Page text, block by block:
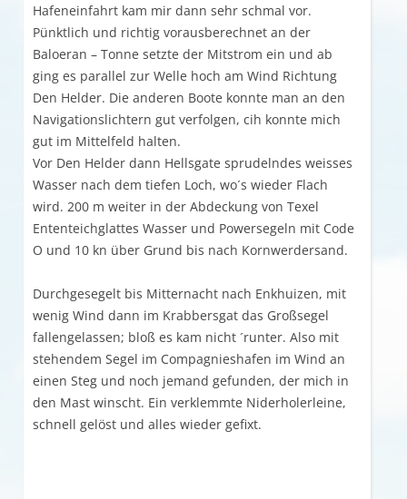
Hafeneinfahrt kam mir dann sehr schmal vor.
Pünktlich und richtig vorausberechnet an der
Baloeran – Tonne setzte der Mitstrom ein und ab
ging es parallel zur Welle hoch am Wind Richtung
Den Helder. Die anderen Boote konnte man an den
Navigationslichtern gut verfolgen, cih konnte mich
gut im Mittelfeld halten.
Vor Den Helder dann Hellsgate sprudelndes weisses
Wasser nach dem tiefen Loch, wo´s wieder Flach
wird. 200 m weiter in der Abdeckung von Texel
Ententeichglattes Wasser und Powersegeln mit Code
O und 10 kn über Grund bis nach Kornwerdersand.
Durchgesegelt bis Mitternacht nach Enkhuizen, mit
wenig Wind dann im Krabbersgat das Großsegel
fallengelassen; bloß es kam nicht ´runter. Also mit
stehendem Segel im Compagnieshafen im Wind an
einen Steg und noch jemand gefunden, der mich in
den Mast winscht. Ein verklemmte Niderholerleine,
schnell gelöst und alles wieder gefixt.